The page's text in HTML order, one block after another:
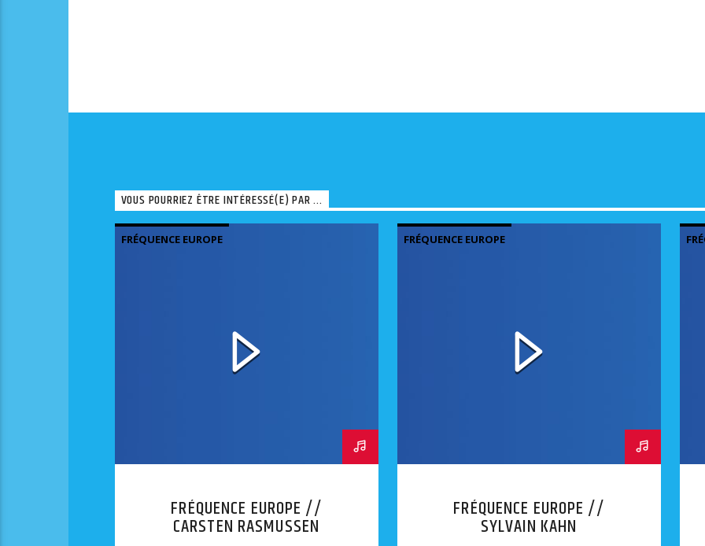
VOUS POURRIEZ ÊTRE INTÉRESSÉ(E) PAR ...
FRÉQUENCE EUROPE
FRÉQUENCE EUROPE //
CARSTEN RASMUSSEN
FRÉQUENCE EUROPE
FRÉQUENCE EUROPE //
SYLVAIN KAHN